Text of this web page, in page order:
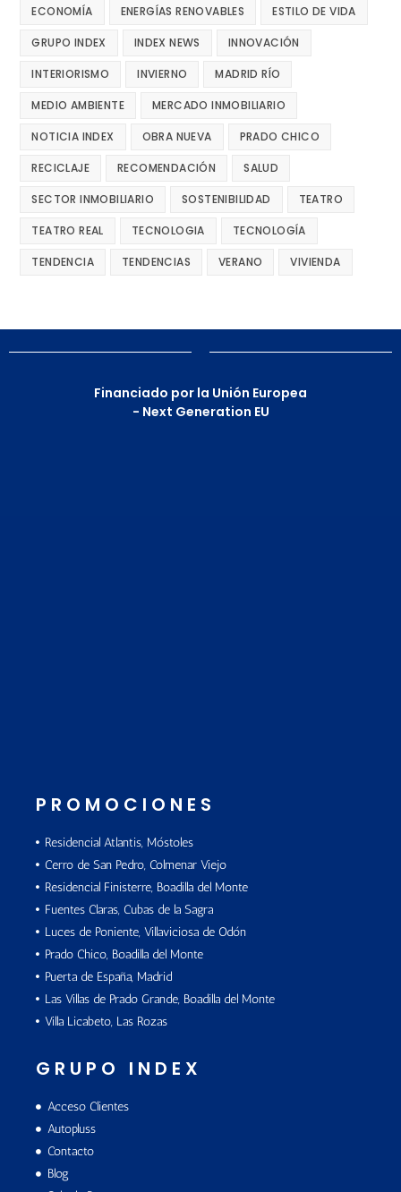
ECONOMÍA ENERGÍAS RENOVABLES ESTILO DE VIDA
GRUPO INDEX INDEX NEWS INNOVACIÓN
INTERIORISMO INVIERNO MADRID RÍO
MEDIO AMBIENTE MERCADO INMOBILIARIO
NOTICIA INDEX OBRA NUEVA PRADO CHICO
RECICLAJE RECOMENDACIÓN SALUD
SECTOR INMOBILIARIO SOSTENIBILIDAD TEATRO
TEATRO REAL TECNOLOGIA TECNOLOGÍA
TENDENCIA TENDENCIAS VERANO VIVIENDA
Financiado por la Unión Europea
- Next Generation EU
PROMOCIONES
Residencial Atlantis, Móstoles
Cerro de San Pedro, Colmenar Viejo
Residencial Finisterre, Boadilla del Monte
Fuentes Claras, Cubas de la Sagra
Luces de Poniente, Villaviciosa de Odón
Prado Chico, Boadilla del Monte
Puerta de España, Madrid
Las Villas de Prado Grande, Boadilla del Monte
Villa Licabeto, Las Rozas
GRUPO INDEX
Acceso Clientes
Autopluss
Contacto
Blog